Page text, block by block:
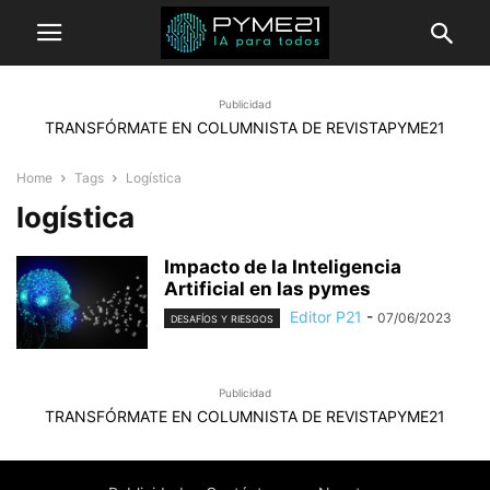
Publicidad
TRANSFÓRMATE EN COLUMNISTA DE REVISTAPYME21
Home Tags Logística
logística
Impacto de la Inteligencia
Artificial en las pymes
DESAFÍOS Y RIESGOS Editor P21 - 07/06/2023
Publicidad
TRANSFÓRMATE EN COLUMNISTA DE REVISTAPYME21